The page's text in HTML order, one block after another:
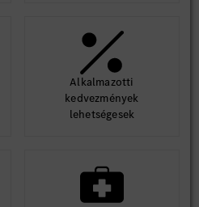
Alkalmazotti
kedvezmények
lehetségesek